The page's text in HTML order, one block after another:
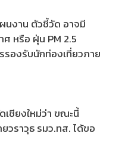
นงาน ตัวชี้วัด อาจมี
หรือ ฝุ่น PM 2.5
รองรับนักท่องเที่ยวภาย
ชียงใหม่ว่า ขณะนี้
ราวุธ รมว.ทส. ได้ขอ